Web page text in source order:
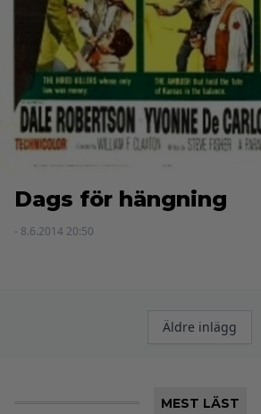
Dags för hängning
- 8.6.2014 20:50
Inläggsnavigering
Äldre inlägg
MEST LÄST